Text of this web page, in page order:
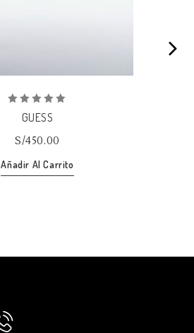
out
5
GUESS
S/450.00
Añadir Al Carrito